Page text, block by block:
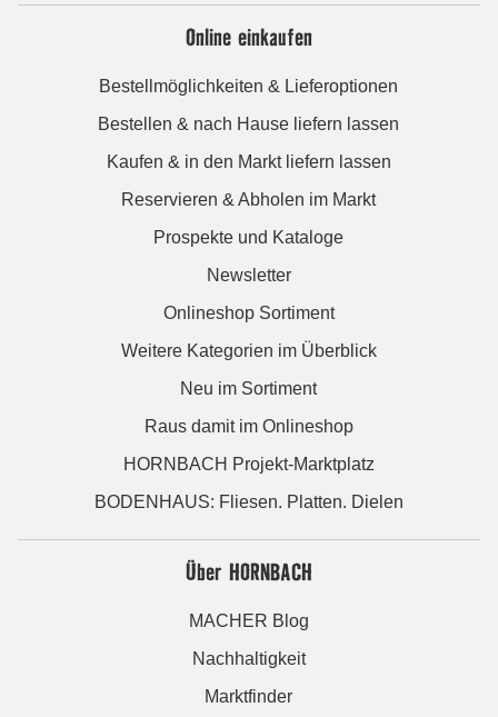
Online einkaufen
Bestellmöglichkeiten & Lieferoptionen
Bestellen & nach Hause liefern lassen
Kaufen & in den Markt liefern lassen
Reservieren & Abholen im Markt
Prospekte und Kataloge
Newsletter
Onlineshop Sortiment
Weitere Kategorien im Überblick
Neu im Sortiment
Raus damit im Onlineshop
HORNBACH Projekt-Marktplatz
BODENHAUS: Fliesen. Platten. Dielen
Über HORNBACH
MACHER Blog
Nachhaltigkeit
Marktfinder